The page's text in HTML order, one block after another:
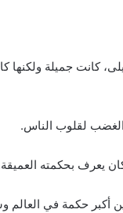
كانت جميلة ولكنها
لقلوب الناس.
يعرف بحكمته
أكبر حكمة في العالم